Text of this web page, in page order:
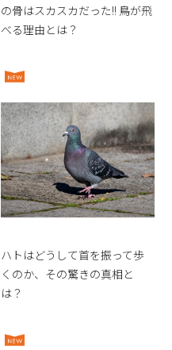
の骨はスカスカだった!! 鳥が飛
べる理由とは？
ハトはどうして首を振って歩
くのか、その驚きの真相と
は？